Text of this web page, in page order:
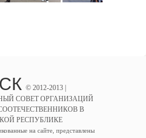
© 2012-2013 |
СОВЕТ ОРГАНИЗАЦИЙ
В
РЕСПУБЛИКЕ
на сайте, представлены